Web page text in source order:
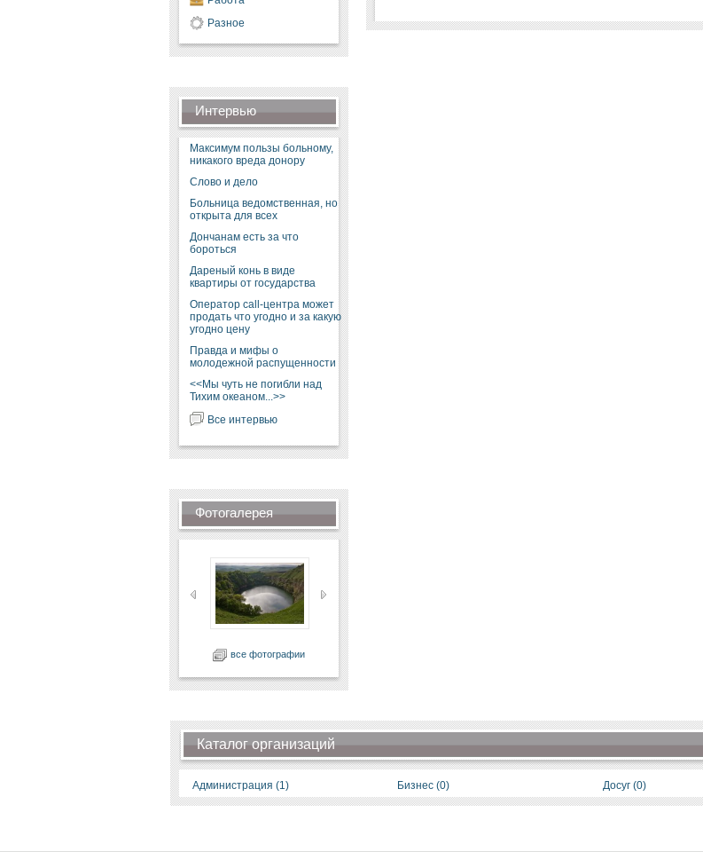
Разное
Интервью
Максимум пользы больному,
никакого вреда донору
Слово и дело
Больница ведомственная, но
открыта для всех
Дончанам есть за что
бороться
Дареный конь в виде
квартиры от государства
Оператор call-центра может
продать что угодно и за какую
угодно цену
Правда и мифы о
молодежной распущенности
<<Мы чуть не погибли над
Тихим океаном...>>
Все интервью
Фотогалерея
все фотографии
Каталог организаций
Администрация (1) Бизнес (0) Досуг (0)